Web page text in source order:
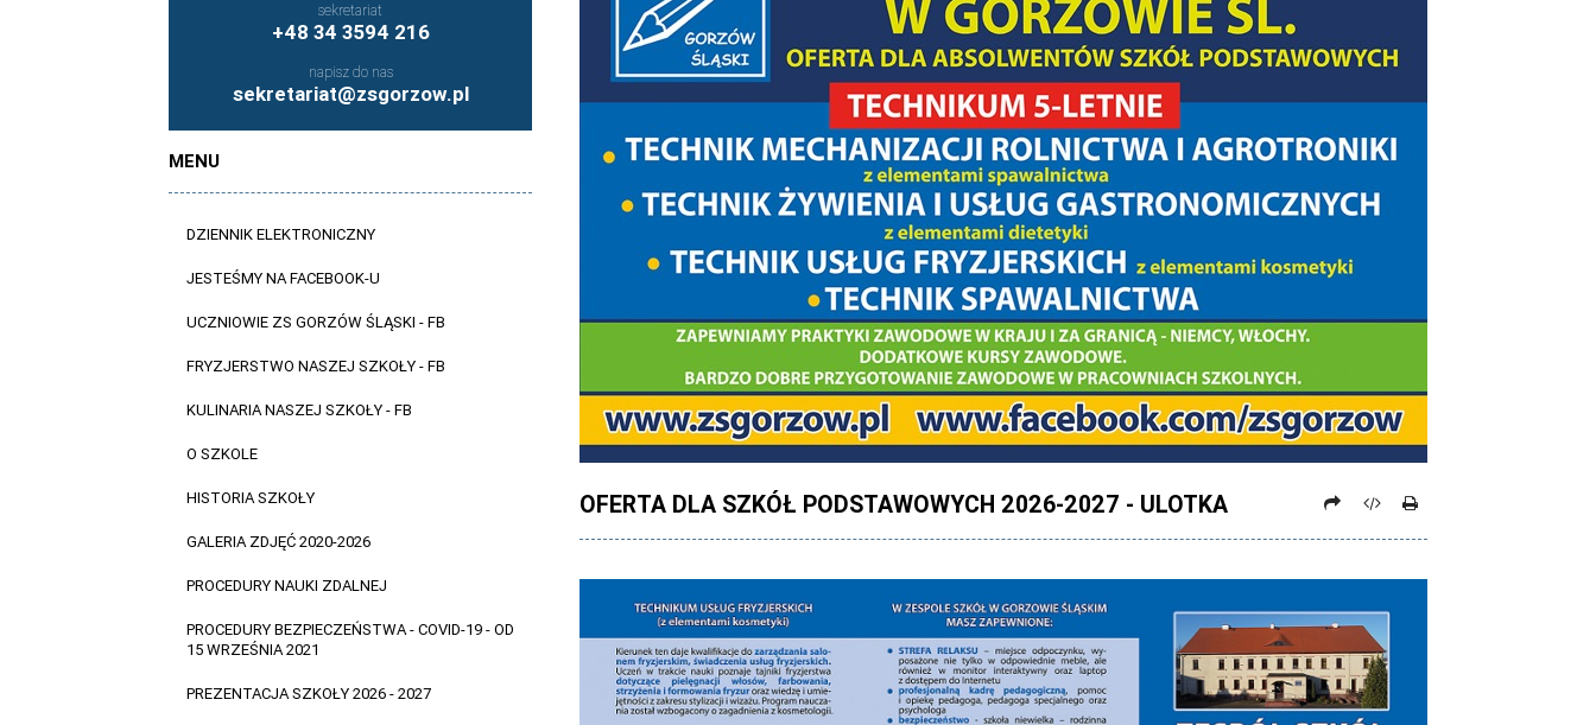
sekretariat
+48 34 3594 216
napisz do nas
sekretariat@zsgorzow.pl
MENU
DZIENNIK ELEKTRONICZNY
JESTEŚMY NA FACEBOOK-U
UCZNIOWIE ZS GORZÓW ŚLĄSKI - FB
FRYZJERSTWO NASZEJ SZKOŁY - FB
KULINARIA NASZEJ SZKOŁY - FB
O SZKOLE
HISTORIA SZKOŁY
GALERIA ZDJĘĆ 2020-2026
PROCEDURY NAUKI ZDALNEJ
PROCEDURY BEZPIECZEŃSTWA - COVID-19 - OD
15 WRZEŚNIA 2021
PREZENTACJA SZKOŁY 2026 - 2027
OFERTA DLA SZKÓŁ PODSTAWOWYCH 2026-2027 - ULOTKA